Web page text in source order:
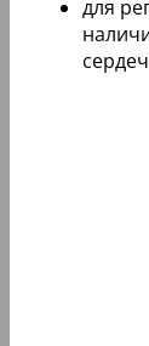
для